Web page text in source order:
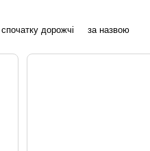
спочатку дорожчі за назвою